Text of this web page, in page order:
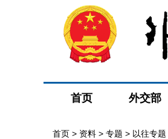
首页 外交部
首页 > 资料 > 专题 > 以往专题